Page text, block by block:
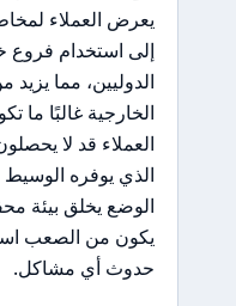
يعرض العملاء
إلى استخدام فروع
الدوليين، مما يزيد
الخارجية غالبًا ما
العملاء قد لا
الذي يوفره
الوضع يخلق بيئة
يكون من الصعب
حدوث أي مشاكل.